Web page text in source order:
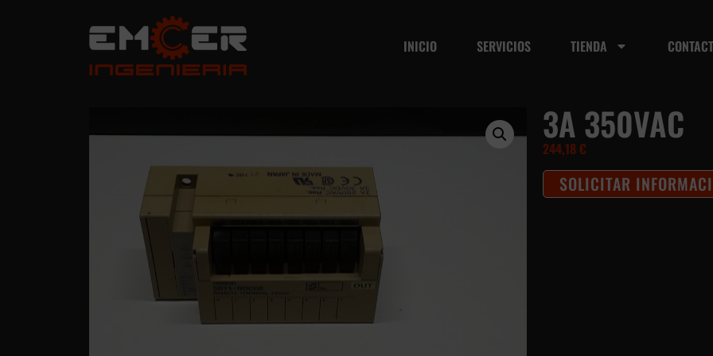
INICIO SERVICIOS TIENDA
3A 350VAC
244,18€
SOLICITAR